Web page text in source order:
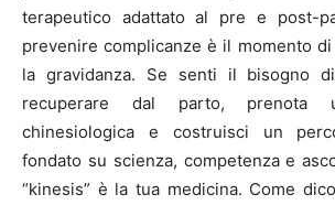
terapeutico adattato al pre e post-
prevenire complicanze è il momento
la gravidanza. Se senti il bisogno
recuperare dal parto, prenota
chinesiologica e costruisci un
fondato su scienza, competenza e
“kinesis” è la tua medicina. Come